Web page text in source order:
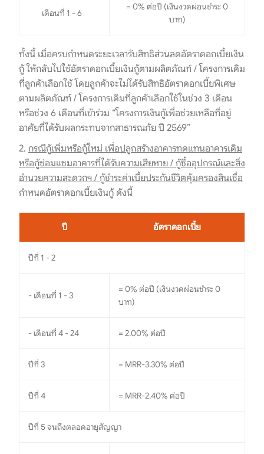
เดือนที่ 1 - 6
= 0% ต่อปี (เงินงวดผ่อนชำระ 0
บาท)
ทั้งนี้ เมื่อครบกำหนดระยะเวลารับสิทธิส่วนลดอัตราดอกเบี้ยเงิน
กู้ ให้กลับไปใช้อัตราดอกเบี้ยเงินกู้ตามผลิตภัณฑ์ / โครงการเดิม
ที่ลูกค้าเลือกใช้ โดยลูกค้าจะไม่ได้รับสิทธิอัตราดอกเบี้ยพิเศษ
ตามผลิตภัณฑ์ / โครงการเดิมที่ลูกค้าเลือกใช้ในช่วง 3 เดือน
หรือช่วง 6 เดือนที่เข้าร่วม “โครงการเงินกู้เพื่อช่วยเหลือที่อยู่
อาศัยที่ได้รับผลกระทบจากสาธารณภัย ปี 2569”
2. กรณีกู้เพิ่มหรือกู้ใหม่ เพื่อปลูกสร้างอาคารทดแทนอาคารเดิม
หรือกู้ซ่อมแซมอาคารที่ได้รับความเสียหาย / กู้ซื้ออุปกรณ์และสิ่ง
อำนวยความสะดวกฯ / กู้ชำระค่าเบี้ยประกันชีวิตคุ้มครองสินเชื่อ
กำหนดอัตราดอกเบี้ยเงินกู้ ดังนี้
ปี อัตราดอกเบี้ย
ปีที่ 1 - 2
- เดือนที่ 1 - 3
= 0% ต่อปี (เงินงวดผ่อนชำระ 0
บาท)
- เดือนที่ 4 - 24 = 2.00% ต่อปี
ปีที่ 3 = MRR-3.30% ต่อปี
ปีที่ 4 = MRR-2.40% ต่อปี
ปีที่ 5 จนถึงตลอดอายุสัญญา